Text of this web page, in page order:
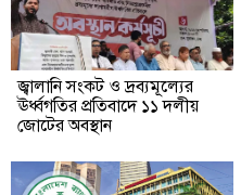
জ্বালানি সংকট ও দ্রব্যমূল্যের
ঊর্ধ্বগতির প্রতিবাদে ১১ দলীয়
জোটের অবস্থান